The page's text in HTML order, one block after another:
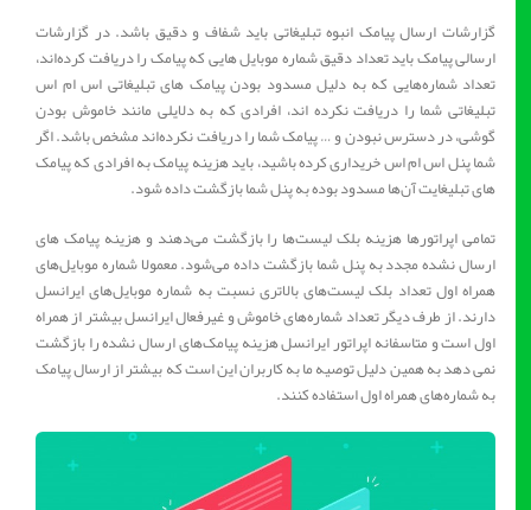
گزارشات ارسال پیامک انبوه تبلیغاتی باید شفاف و دقیق باشد. در گزارشات
ارسالی پیامک باید تعداد دقیق شماره موبایل‎ هایی که پیامک را دریافت کرده‌اند،
تعداد شماره‌هایی که به دلیل مسدود بودن پیامک های تبلیغاتی اس ام اس
تبلیغاتی شما را دریافت نکرده اند، افرادی که به دلایلی مانند خاموش بودن
گوشی، در دسترس نبودن و … پیامک شما را دریافت نکرده‌اند مشخص باشد. اگر
شما پنل اس ام اس خریداری کرده باشید، باید هزینه پیامک به افرادی که پیامک
های تبلیغایت آن‌ها مسدود بوده به پنل شما بازگشت داده شود.
تمامی اپراتورها هزینه بلک لیست‌ها را بازگشت می‌دهند و هزینه پیامک های
ارسال نشده مجدد به پنل شما بازگشت داده می‌شود. معمولا شماره موبایل‌های
همراه اول تعداد بلک لیست‌های بالاتری نسبت به شماره موبایل‌های ایرانسل
دارند. از طرف دیگر تعداد شماره‌های خاموش و غیرفعال ایرانسل بیشتر از همراه
اول است و متاسفانه اپراتور ایرانسل هزینه پیامک‌های ارسال نشده را بازگشت
نمی دهد به همین دلیل توصیه ما به کاربران این است که بیشتر از ارسال پیامک
به شماره‌های همراه اول استفاده کنند.